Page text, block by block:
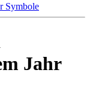
Symbole
Jahr